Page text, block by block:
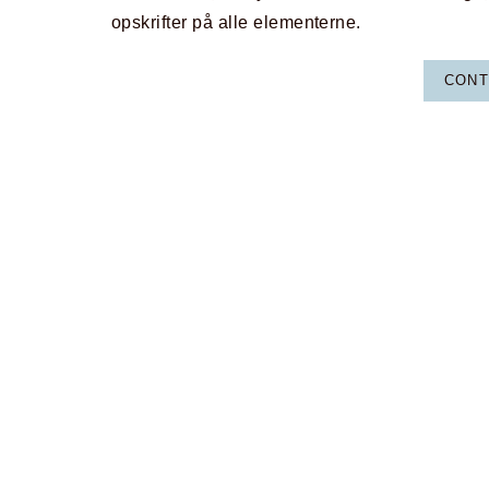
opskrifter på alle elementerne.